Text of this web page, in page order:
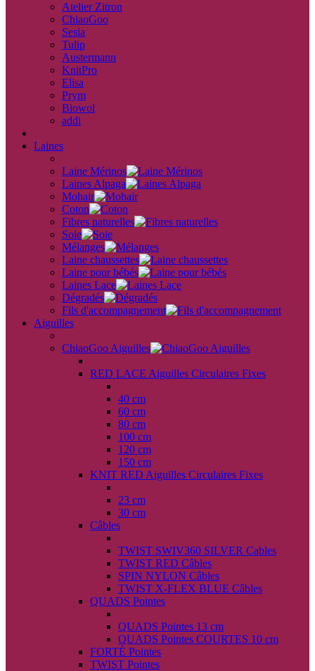
Atelier Zitron
ChiaoGoo
Sesia
Tulip
Austermann
KnitPro
Elisa
Prym
Biowol
addi
Laines
Laine Mérinos
Laines Alpaga
Mohair
Coton
Fibres naturelles
Soie
Mélanges
Laine chaussettes
Laine pour bébés
Laines Lace
Dégradés
Fils d'accompagnement
Aiguilles
ChiaoGoo Aiguilles
RED LACE Aiguilles Circulaires Fixes
40 cm
60 cm
80 cm
100 cm
120 cm
150 cm
KNIT RED Aiguilles Circulaires Fixes
23 cm
30 cm
Câbles
TWIST SWIV360 SILVER Cables
TWIST RED Câbles
SPIN NYLON Câbles
TWIST X-FLEX BLUE Câbles
QUADS Pointes
QUADS Pointes 13 cm
QUADS Pointes COURTES 10 cm
FORTÉ Pointes
TWIST Pointes